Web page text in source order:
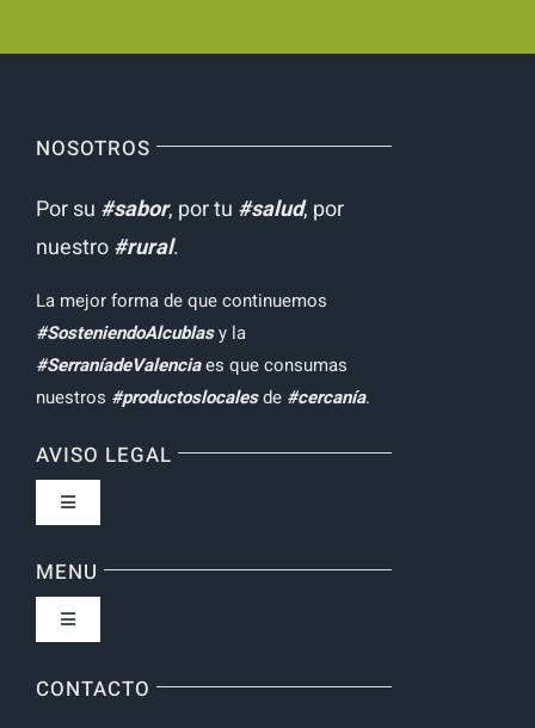
NOSOTROS
Por su #sabor, por tu #salud, por
nuestro#rural.
La mejor forma de que continuemos
#SosteniendoAlcublasy la
#SerraníadeValenciaes que consumas
nuestros #productoslocalesde #cercanía.
AVISO LEGAL
Toggle
Política de privacidad
Condiciones de uso
MENU
Toggle
Inicio
CONTACTO